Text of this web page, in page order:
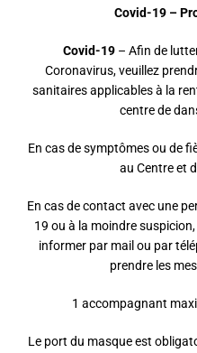
Covid-19 –
Covid-19 – Afin de
Coronavirus, veuillez
sanitaires applicables à la
centre de
En cas de symptômes ou de
au Centre et
En cas de contact avec une
19 ou à la moindre
informer par mail ou par
prendre les
1 accompagnant
Le port du masque est